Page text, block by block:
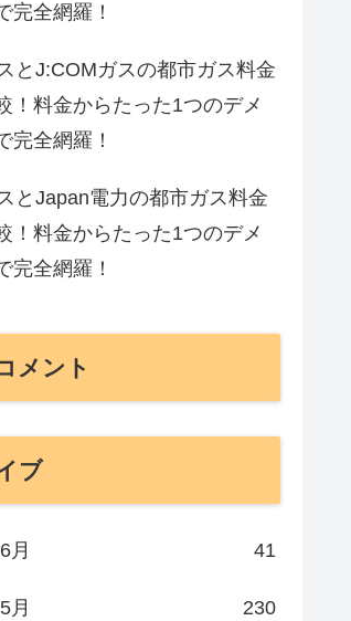
完全網羅！
とJ:COMガスの都市ガス料金
！料金からたった1つのデメ
完全網羅！
とJapan電力の都市ガス料金
！料金からたった1つのデメ
完全網羅！
メント
ブ
月 41
月 230